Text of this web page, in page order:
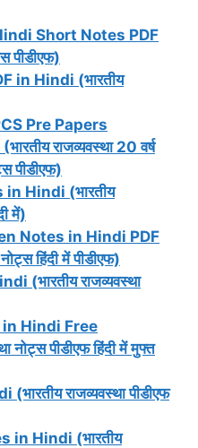
Short Notes PDF
पीडीएफ)
in Hindi (भारतीय
Pre Papers
राजव्यवस्था 20 वर्ष
पीडीएफ)
Hindi (भारतीय
में)
Notes in Hindi PDF
हिंदी में पीडीएफ)
(भारतीय राजव्यवस्था
Hindi Free
नोट्स पीडीएफ हिंदी में मुफ्त
राजव्यवस्था पीडीएफ
Hindi (भारतीय